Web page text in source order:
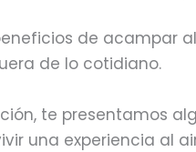
de acampar
de lo cotidiano.
te presentamos
una experiencia al